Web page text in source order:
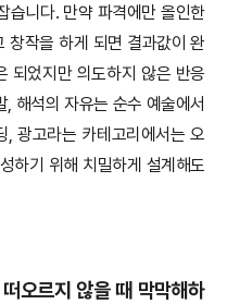
습니다. 만약 파격에만 올인한
창작을 하게 되면 결과값이 완
되었지만 의도하지 않은 반응
해석의 자유는 순수 예술에서
광고라는 카테고리에서는 오
하기 위해 치밀하게 설계해도
오르지 않을 때 막막해하